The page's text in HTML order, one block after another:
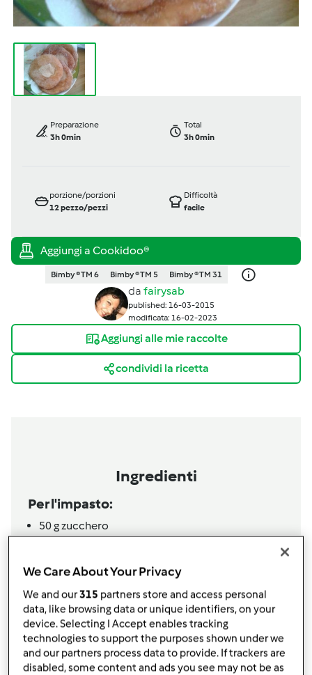
Preparazione
3h 0min
Total
3h 0min
porzione/porzioni
12pezzo/pezzi
Difficoltà
facile
Bimby ® TM 6 Bimby ® TM 5 Bimby ® TM 31
da fairysab
published: 16-03-2015
modificata: 16-02-2023
Aggiungi alle mie raccolte
condividi la ricetta
Ingredienti
Per l'impasto:
50gzucchero
60gburro o magarina
1limone bio,la buccia
500g farina manitoba o farina 0
10gsale,= 1 cucchiaino
1bustinavanillina
Per friggere:
We Care About Your Privacy
We and our315 partners store and access personal
data, like browsing data or unique identifiers, on your
device. Selecting I Accept enables tracking
technologies to support the purposes shown under we
and our partners process data to provide. If trackers are
disabled, some content and ads you see may not be as